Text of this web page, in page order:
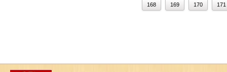
168
169 170 171